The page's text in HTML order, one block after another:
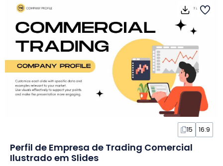
15 16:9
Perfil de Empresa de Trading Comercial
Ilustrado em Slides